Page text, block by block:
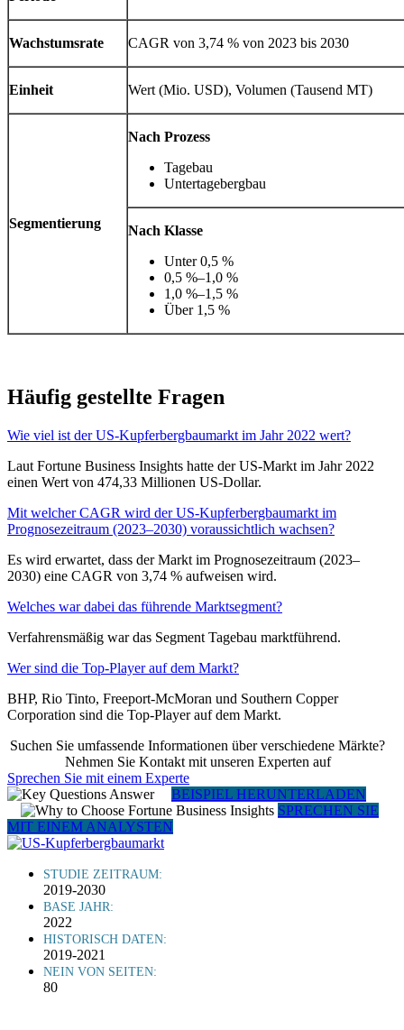
Wachstumsrate CAGR von 3,74 % von 2023 bis 2030
Einheit Wert (Mio. USD), Volumen (Tausend MT)
Segmentierung
Nach Prozess
Tagebau
Untertagebergbau
Nach Klasse
Unter 0,5 %
0,5 %–1,0 %
1,0 %–1,5 %
Über 1,5 %
Häufig gestellte Fragen
Wie viel ist der US-Kupferbergbaumarkt im Jahr 2022 wert?
Laut Fortune Business Insights hatte der US-Markt im Jahr 2022
einen Wert von 474,33 Millionen US-Dollar.
Mit welcher CAGR wird der US-Kupferbergbaumarkt im
Prognosezeitraum (2023–2030) voraussichtlich wachsen?
Es wird erwartet, dass der Markt im Prognosezeitraum (2023–
2030) eine CAGR von 3,74 % aufweisen wird.
Welches war dabei das führende Marktsegment?
Verfahrensmäßig war das Segment Tagebau marktführend.
Wer sind die Top-Player auf dem Markt?
BHP, Rio Tinto, Freeport-McMoran und Southern Copper
Corporation sind die Top-Player auf dem Markt.
Suchen Sie umfassende Informationen über verschiedene Märkte?
Nehmen Sie Kontakt mit unseren Experten auf
Sprechen Sie mit einem Experte
BEISPIEL HERUNTERLADEN
SPRECHEN SIE
MIT EINEM ANALYSTEN
STUDIE ZEITRAUM:
2019-2030
BASE JAHR:
2022
HISTORISCH DATEN:
2019-2021
NEIN VON SEITEN:
80